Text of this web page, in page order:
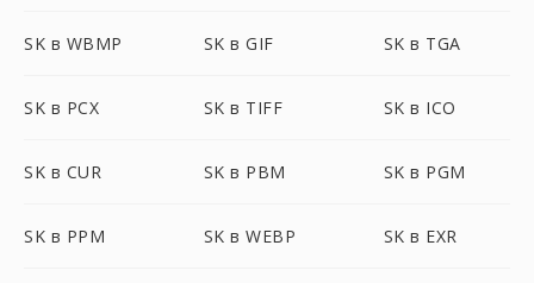
SK в WBMP SK в GIF SK в TGA
SK в PCX SK в TIFF SK в ICO
SK в CUR SK в PBM SK в PGM
SK в PPM SK в WEBP SK в EXR